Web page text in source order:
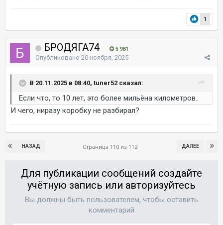
1
БРОДЯГА74 5 981
Опубликовано 20 ноября, 2025
В 20.11.2025 в 08:40, tuner52 сказал:
Если что, то 10 лет, это более мильёна километров..
И чего, ниразу коробку не разбирал?
НАЗАД ДАЛЕЕ
Страница 110 из 112
Для публикации сообщений создайте
учётную запись или авторизуйтесь
Вы должны быть пользователем, чтобы оставить
комментарий